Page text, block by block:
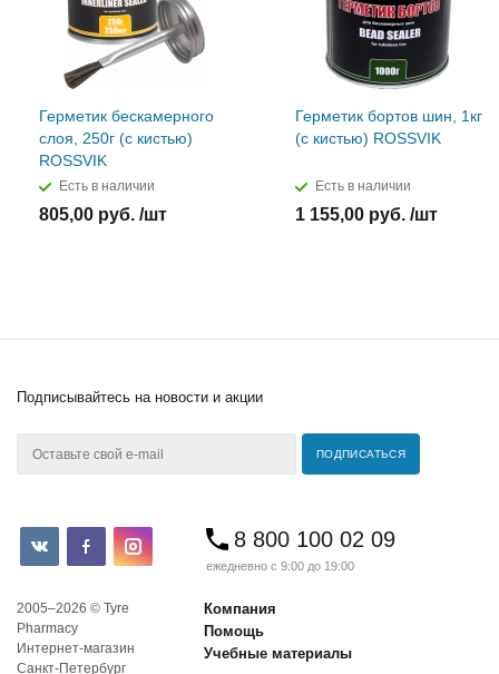
Герметик бескамерного
слоя, 250г (с кистью)
ROSSVIK
Есть в наличии
805,00 руб. /шт
Герметик бортов шин, 1кг
(с кистью) ROSSVIK
Есть в наличии
1 155,00 руб. /шт
Подписывайтесь на новости и акции
8 800 100 02 09
ежедневно с 9:00 до 19:00
2005–2026 © Tyre
Pharmacy
Интернет-магазин
Санкт-Петербург
Компания
Помощь
Учебные материалы